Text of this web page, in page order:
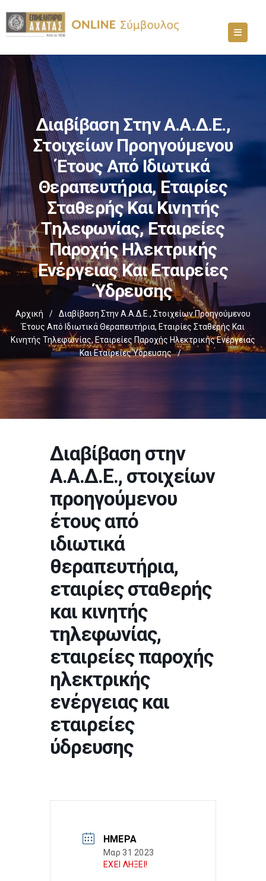
Διαβίβαση Στην Α.Α.Δ.Ε.,
Στοιχείων Προηγούμενου
Έτους Από Ιδιωτικά
Θεραπευτήρια, Εταιρίες
Σταθερής Και Κινητής
Τηλεφωνίας, Εταιρείες
Παροχής Ηλεκτρικής
Ενέργειας Και Εταιρείες
Ύδρευσης
Αρχική /
Διαβίβαση Στην Α.Α.Δ.Ε., Στοιχείων Προηγούμενου
Έτους Από Ιδιωτικά Θεραπευτήρια, Εταιρίες Σταθερής Και
Κινητής Τηλεφωνίας, Εταιρείες Παροχής Ηλεκτρικής Ενέργειας
Και Εταιρείες Ύδρευσης
/
Διαβίβαση στην
Α.Α.Δ.Ε., στοιχείων
προηγούμενου
έτους από
ιδιωτικά
θεραπευτήρια,
εταιρίες σταθερής
και κινητής
τηλεφωνίας,
εταιρείες παροχής
ηλεκτρικής
ενέργειας και
εταιρείες
ύδρευσης
ΗΜΈΡΑ
Μαρ 31 2023
ΕΧΕΙ ΛΗΞΕΙ!